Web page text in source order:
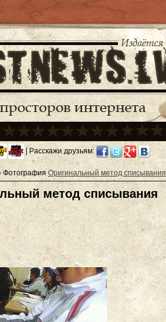
| Расскажи друзьям:
Фотография Оригинальный метод списывания
метод списывания